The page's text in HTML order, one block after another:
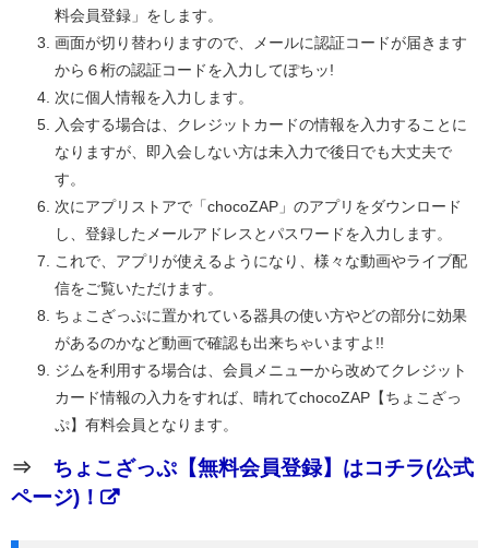
料会員登録」をします。
画面が切り替わりますので、メールに認証コードが届きます
から６桁の認証コードを入力してぽちッ!
次に個人情報を入力します。
入会する場合は、クレジットカードの情報を入力することに
なりますが、即入会しない方は未入力で後日でも大丈夫で
す。
次にアプリストアで「chocoZAP」のアプリをダウンロード
し、登録したメールアドレスとパスワードを入力します。
これで、アプリが使えるようになり、様々な動画やライブ配
信をご覧いただけます。
ちょこざっぷに置かれている器具の使い方やどの部分に効果
があるのかなど動画で確認も出来ちゃいますよ!!
ジムを利用する場合は、会員メニューから改めてクレジット
カード情報の入力をすれば、晴れてchocoZAP【ちょこざっ
ぷ】有料会員となります。
⇒ ちょこざっぷ【無料会員登録】はコチラ(公式
ページ)！